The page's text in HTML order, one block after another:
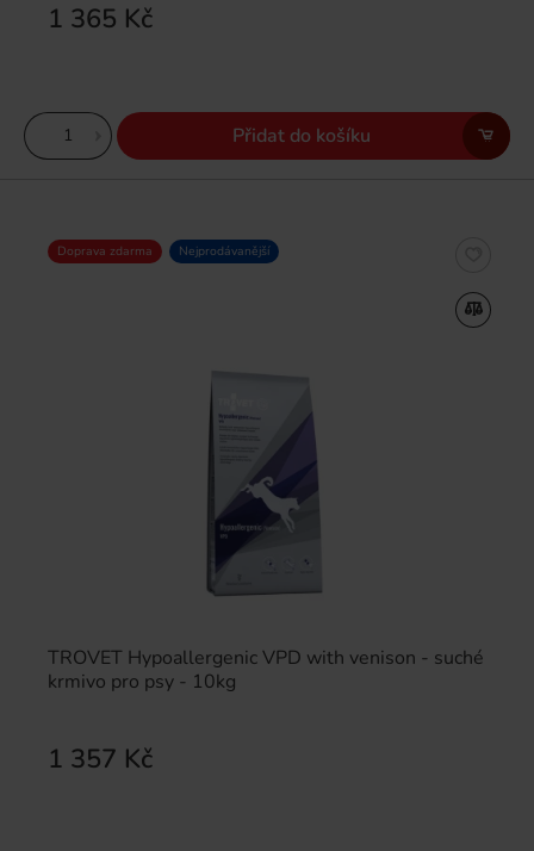
1 365 Kč
Přidat do košíku
TROVET Hypoallergenic VPD with venison - suché
krmivo pro psy - 10kg
1 357 Kč
Doprava zdarma Nejprodávanější